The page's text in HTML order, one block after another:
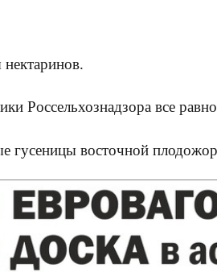
все
гусеницы восточной